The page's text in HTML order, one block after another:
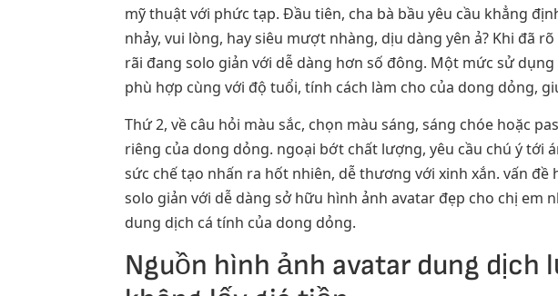
mỹ thuật với phức tạp. Đầu tiên, cha bà bầu yêu cầu khẳng
nhảy, vui lòng, hay siêu mượt nhàng, dịu dàng yên ả? Khi đã
rãi đang solo giản với dễ dàng hơn số đông. Một mức sử
phù hợp cùng với độ tuổi, tính cách làm cho của dong dỏng,
Thứ 2, về câu hỏi màu sắc, chọn màu sáng, sáng chóe hoặc
riêng của dong dỏng. ngoại bớt chất lượng, yêu cầu chú ý tới
sức chế tạo nhấn ra hốt nhiên, dễ thương với xinh xắn. vấn
solo giản với dễ dàng sở hữu hình ảnh avatar đẹp cho chị
dung dịch cá tính của dong dỏng.
Nguồn hình ảnh avatar dung